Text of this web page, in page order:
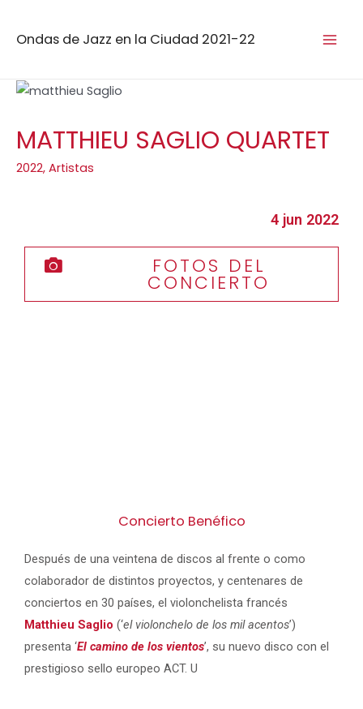
Ondas de Jazz en la Ciudad 2021-22
MATTHIEU SAGLIO QUARTET
2022, Artistas
4 jun 2022
FOTOS DEL
CONCIERTO
Concierto Benéfico
Después de una veintena de discos al frente o como
colaborador de distintos proyectos, y centenares de
conciertos en 30 países, el violonchelista francés
Matthieu Saglio (‘el violonchelo de los mil acentos’)
presenta ‘El camino de los vientos’, su nuevo disco con el
prestigioso sello europeo ACT. U